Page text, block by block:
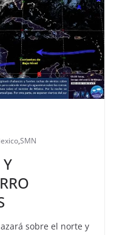
,SMN
sobre el norte y